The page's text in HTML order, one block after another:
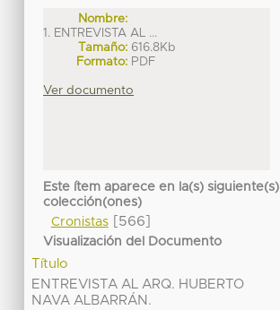
Nombre:
1. ENTREVISTA AL ...
Tamaño: 616.8Kb
Formato: PDF
Ver documento
Este ítem aparece en la(s) siguiente(s)
colección(ones)
Cronistas[566]
Visualización del Documento
Título
ENTREVISTA AL ARQ. HUBERTO
NAVA ALBARRÁN.